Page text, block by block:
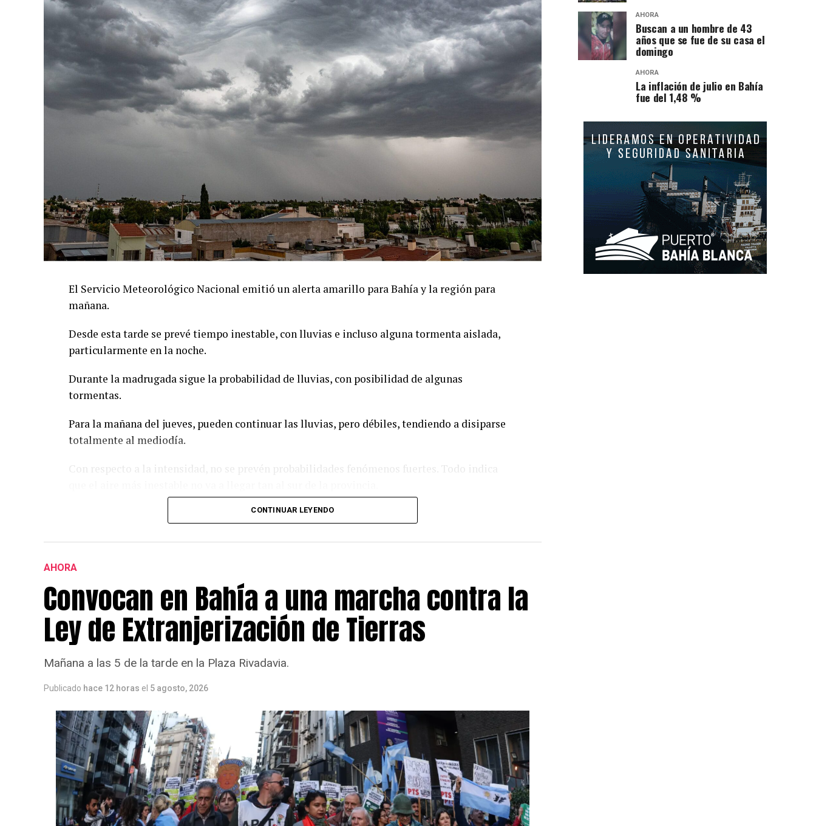
El Servicio Meteorológico Nacional emitió un alerta amarillo para Bahía y la región para
mañana.
Desde esta tarde se prevé tiempo inestable, con lluvias e incluso alguna tormenta aislada,
particularmente en la noche.
Durante la madrugada sigue la probabilidad de lluvias, con posibilidad de algunas
tormentas.
Para la mañana del jueves, pueden continuar las lluvias, pero débiles, tendiendo a disiparse
totalmente al mediodía.
Con respecto a la intensidad, no se prevén probabilidades fenómenos fuertes. Todo indica
En caso de darse alguna lluvia un poco más intensa, sería entre las 23 y las 5 AM. Aun así, los
pueden alcanzar los 30-40 km/h.
CONTINUAR LEYENDO
AHORA
Convocan en Bahía a una marcha contra la
Ley de Extranjerización de Tierras
Mañana a las 5 de la tarde en la Plaza Rivadavia.
Publicado hace 12 horas el 5 agosto, 2026
AHORA
Buscan a un hombre de 43
años que se fue de su casa el
domingo
AHORA
La inflación de julio en Bahía
fue del 1,48 %